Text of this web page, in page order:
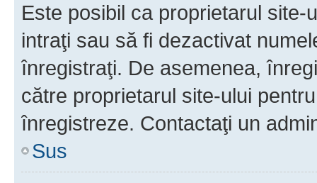
Este posibil ca proprietarul
intraţi sau să fi dezactivat
înregistraţi. De asemenea,
către proprietarul site-ului
înregistreze. Contactaţi un
Sus